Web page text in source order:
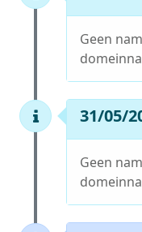
Geen
31/05/
Geen